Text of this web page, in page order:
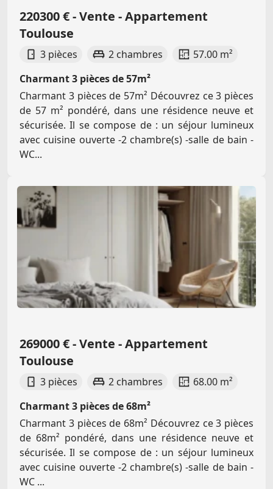
220300 € - Vente - Appartement
Toulouse
3 pièces 2 chambres
57.00 m²
Charmant 3 pièces de 57m²
Charmant 3 pièces de 57m² Découvrez ce 3 pièces
de 57 m² pondéré, dans une résidence neuve et
sécurisée. Il se compose de : un séjour lumineux
avec cuisine ouverte -2 chambre(s) -salle de bain -
WC...
269000 € - Vente - Appartement
Toulouse
3 pièces 2 chambres
68.00 m²
Charmant 3 pièces de 68m²
Charmant 3 pièces de 68m² Découvrez ce 3 pièces
de 68m² pondéré, dans une résidence neuve et
sécurisée. Il se compose de : un séjour lumineux
avec cuisine ouverte -2 chambre(s) -salle de bain -
WC ...